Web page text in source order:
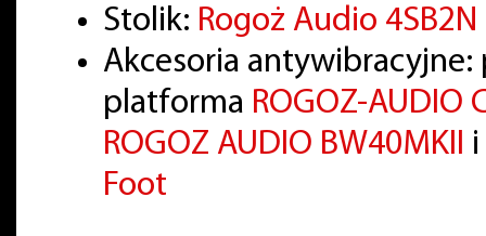
Stolik: Rogoż Audio 4SB2N
Akcesoria
platforma ROGOZ-AUDIO
ROGOZ AUDIO BW40MKII i
Foot